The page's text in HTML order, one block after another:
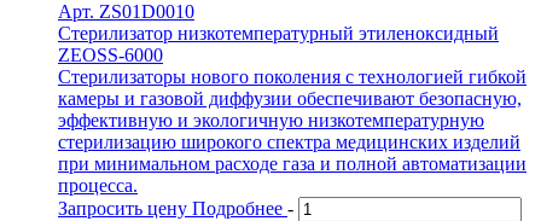
Арт. ZS01D0010
Стерилизатор низкотемпературный этиленоксидный
ZEOSS-6000
Стерилизаторы нового поколения с технологией гибкой
камеры и газовой диффузии обеспечивают безопасную,
эффективную и экологичную низкотемпературную
стерилизацию широкого спектра медицинских изделий
при минимальном расходе газа и полной автоматизации
процесса.
Запросить цену Подробнее -